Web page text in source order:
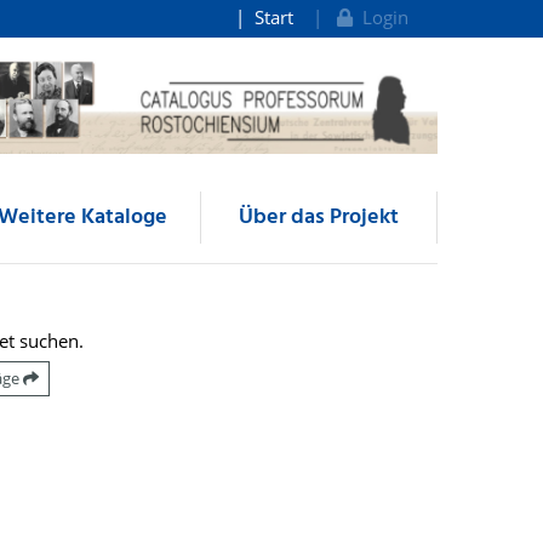
Start Login
Kataloge Über das Projekt
suchen.